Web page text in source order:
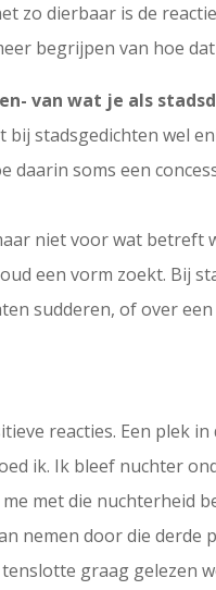
zo dierbaar is de
begrijpen van hoe
van wat je als
stadsgedichten wel
soms een
niet voor wat
een vorm zoekt. Bij
sudderen, of over
reacties. Een plek
ik. Ik bleef nuchter
met die nuchterheid
nemen door die derde
graag gelezen